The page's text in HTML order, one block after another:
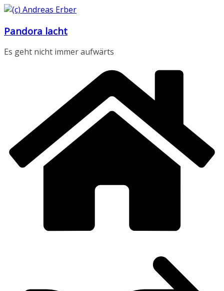
Zum
springen
Pandora lacht
Es geht nicht immer aufwärts